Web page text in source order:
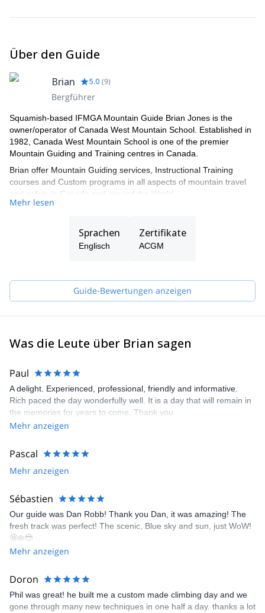
Über den Guide
Brian 5.0 (9)
Bergführer
Squamish-based IFMGA Mountain Guide Brian Jones is the
owner/operator of Canada West Mountain School. Established in
1982, Canada West Mountain School is one of the premier
Mountain Guiding and Training centres in Canada.
Brian offer Mountain Guiding services, Instructional Training
courses and Custom programs in all aspects of mountain travel
and safety in Canada and around the World.
Mehr lesen
Sprachen
Englisch
Zertifikate
ACGM
Guide-Bewertungen anzeigen
Was die Leute über Brian sagen
Paul
A delight. Experienced, professional, friendly and informative.
Rich paced the day wonderfully well. It is a day that will remain in
the memories for years to come. Thank you
Mehr anzeigen
Pascal
Mehr anzeigen
Sébastien
Our guide was Dan Robb! Thank you Dan, it was amazing! The
fresh track was perfect! The scenic, Blue sky and sun, just WoW!
🤩❄️😎
Mehr anzeigen
Doron
Phil was great! he built me a custom made climbing day and we
gone through many new techniques in one half a day. thanks a lot